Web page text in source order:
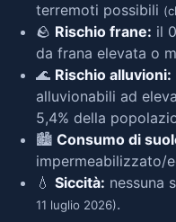
terremoti possibili
🪨 Rischio frane: il
da frana elevata o
🌊 Rischio alluvioni:
alluvionabili ad
5,4% della
🏙️ Consumo di
impermeabilizzato/
💧 Siccità: nessuna
11 luglio 2026).